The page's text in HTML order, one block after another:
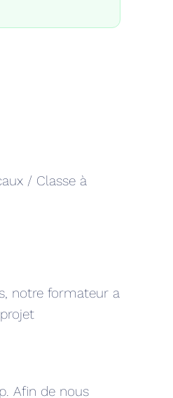
/ Classe à
notre formateur a
Afin de nous